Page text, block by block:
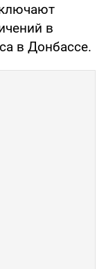
в
в Донбассе.